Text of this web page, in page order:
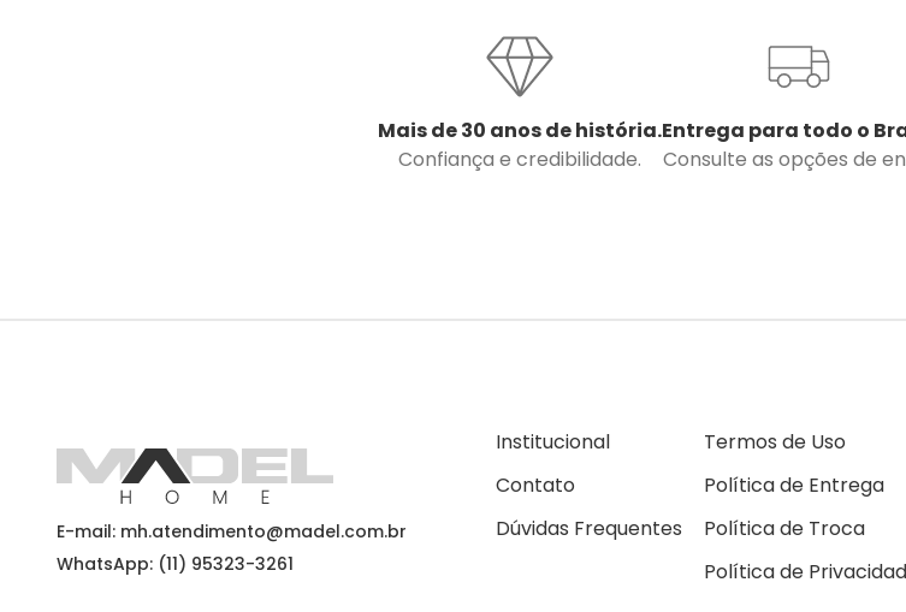
Mais de 30 anos de história.
Confiança e credibilidade.
Entrega para todo o
Consulte as opções de
E-mail: mh.atendimento@madel.com.br
WhatsApp: (11) 95323-3261
Institucional
Contato
Dúvidas Frequentes
Termos de Uso
Política de Entrega
Política de Troca
Política de